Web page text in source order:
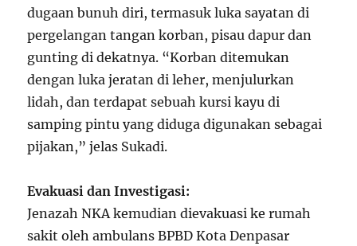
dugaan bunuh diri, termasuk luka sayatan di
pergelangan tangan korban, pisau dapur dan
gunting di dekatnya. “Korban ditemukan
dengan luka jeratan di leher, menjulurkan
lidah, dan terdapat sebuah kursi kayu di
samping pintu yang diduga digunakan sebagai
pijakan,” jelas Sukadi.
Evakuasi dan Investigasi:
Jenazah NKA kemudian dievakuasi ke rumah
sakit oleh ambulans BPBD Kota Denpasar